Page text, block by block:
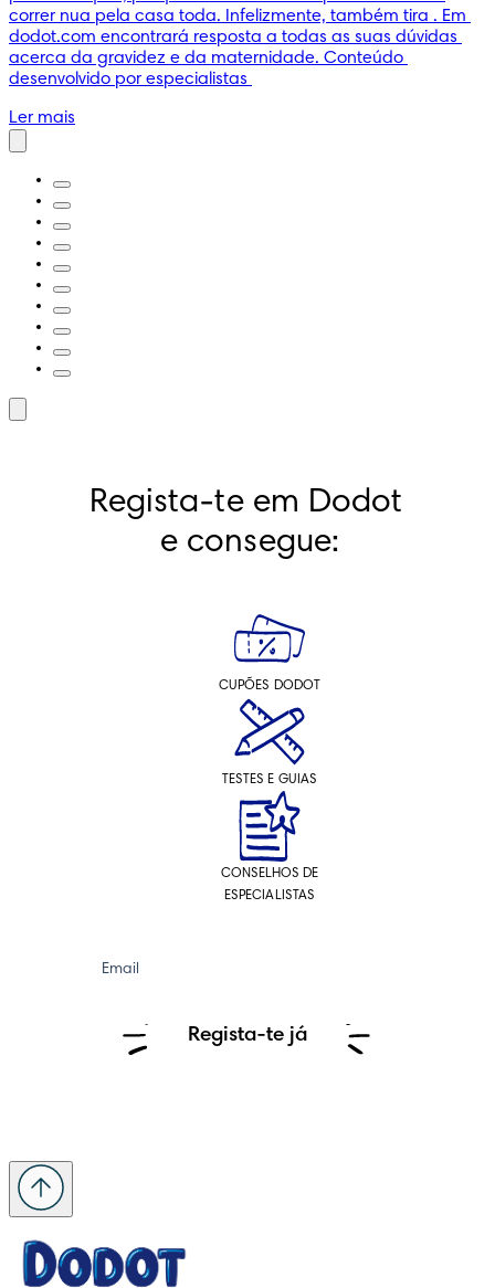
correr nua pela casa toda. Infelizmente, também tira . Em
dodot.com encontrará resposta a todas as suas dúvidas
acerca da gravidez e da maternidade. Conteúdo
desenvolvido por especialistas
Ler mais
Regista-te em Dodot
e consegue:
CUPÕES DODOT
TESTES E GUIAS
CONSELHOS DE
ESPECIALISTAS
Email
Regista-te já